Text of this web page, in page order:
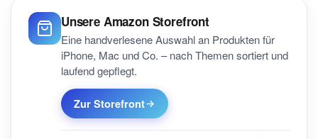
Unsere Amazon Storefront
Eine handverlesene Auswahl an Produkten für
iPhone, Mac und Co. – nach Themen sortiert und
laufend gepflegt.
Zur Storefront